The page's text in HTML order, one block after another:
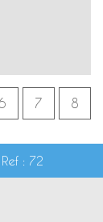
7 8
Ref : 72